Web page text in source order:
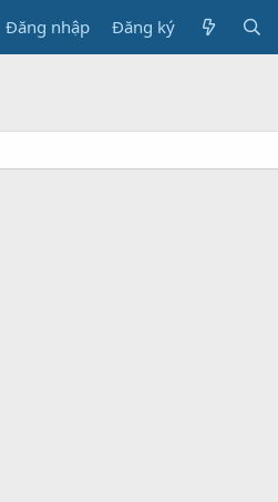
Đăng nhập Đăng ký